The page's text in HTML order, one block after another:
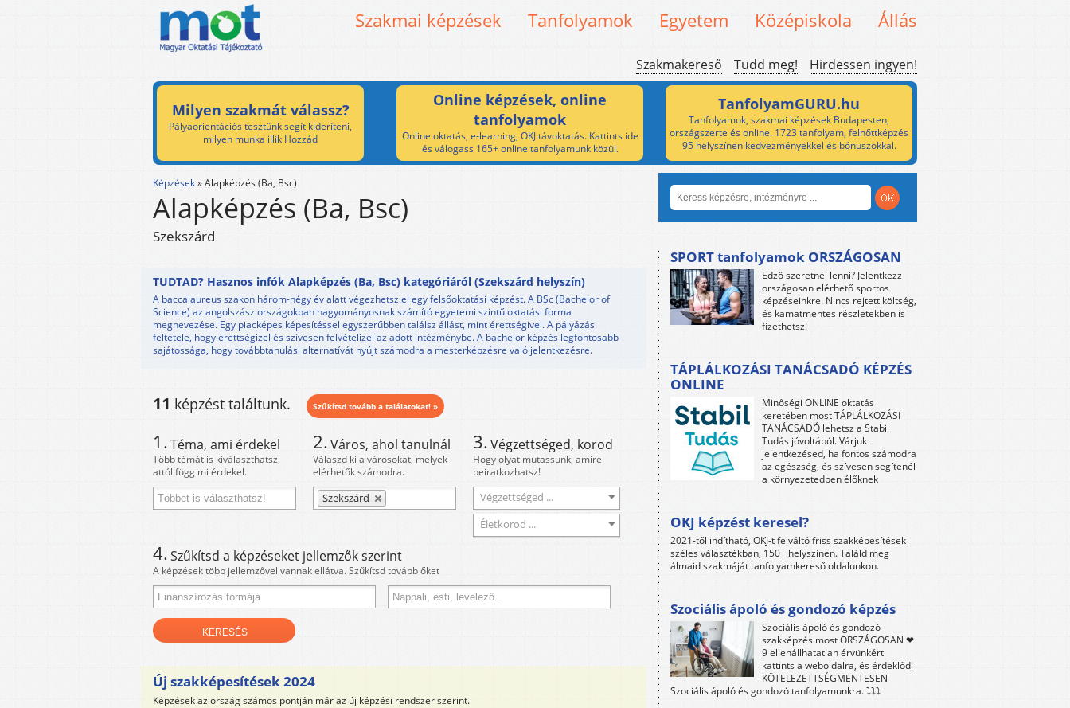
Szakmai képzések Tanfolyamok Egyetem Középiskola Állás
Szakmakereső Tudd meg! Hirdessen ingyen!
Milyen szakmát válassz?
Pályaorientációs tesztünk segít kideríteni,
milyen munka illik Hozzád
Online képzések, online
tanfolyamok
Online oktatás, e-learning, OKJ távoktatás. Kattints ide
és válogass 165+ online tanfolyamunk közül.
TanfolyamGURU.hu
Tanfolyamok, szakmai képzések Budapesten,
országszerte és online. 1723 tanfolyam, felnőttképzés
95 helyszínen kedvezményekkel és bónuszokkal.
Képzések»Alapképzés (Ba, Bsc)
Alapképzés (Ba, Bsc)
Szekszárd
TUDTAD? Hasznos infók Alapképzés (Ba, Bsc) kategóriáról (Szekszárd helyszín)
A baccalaureus szakon három-négy év alatt végezhetsz el egy felsőoktatási képzést. A BSc (Bachelor of
Science) az angolszász országokban hagyományosnak számító egyetemi szintű oktatási forma
megnevezése. Egy piacképes képesítéssel egyszerűbben találsz állást, mint érettségivel. A pályázás
feltétele, hogy érettségizel és szívesen felvételizel az adott intézménybe. A bachelor képzés legfontosabb
sajátossága, hogy továbbtanulási alternatívát nyújt számodra a mesterképzésre való jelentkezésre.
11 képzést találtunk. Szűkítsd tovább a találatokat! »
1.Téma, ami érdekel
Több témát is kiválaszthatsz,
attól függ mi érdekel.
2.Város, ahol tanulnál
Válaszd ki a városokat, melyek
elérhetők számodra.
Szekszárd
3.Végzettséged, korod
Hogy olyat mutassunk, amire
beiratkozhatsz!
Végzettséged ...
Életkorod ...
4.Szűkítsd a képzéseket jellemzők szerint
A képzések több jellemzővel vannak ellátva. Szűkítsd tovább őket
Új szakképesítések 2024
Képzések az ország számos pontján már az új képzési rendszer szerint.
SPORT tanfolyamok ORSZÁGOSAN
Edző szeretnél lenni? Jelentkezz
országosan elérhető sportos
képzéseinkre. Nincs rejtett költség,
és kamatmentes részletekben is
fizethetsz!
TÁPLÁLKOZÁSI TANÁCSADÓ KÉPZÉS
ONLINE
Minőségi ONLINE oktatás
keretében most TÁPLÁLKOZÁSI
TANÁCSADÓ lehetsz a Stabil
Tudás jóvoltából. Várjuk
jelentkezésed, ha fontos számodra
az egészség, és szívesen segítenél
a környezetedben élőknek
OKJ képzést keresel?
2021-től indítható, OKJ-t felváltó friss szakképesítések
széles választékban, 150+ helyszínen. Találd meg
álmaid szakmáját tanfolyamkereső oldalunkon.
Szociális ápoló és gondozó képzés
Szociális ápoló és gondozó
szakképzés most ORSZÁGOSAN ❤
9 ellenállhatatlan érvünkért
kattints a weboldalra, és érdeklődj
KÖTELEZETTSÉGMENTESEN
Szociális ápoló és gondozó tanfolyamunkra. ⤵⤵⤵